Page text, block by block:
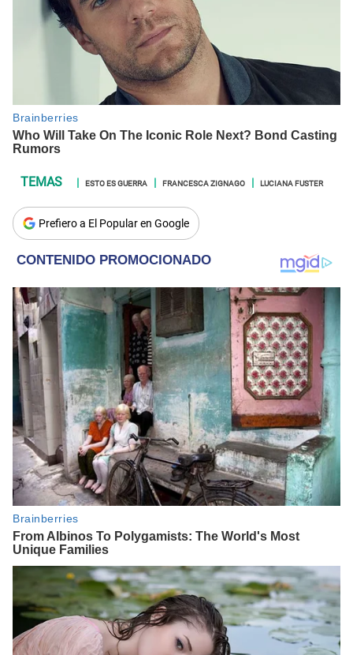
ESTO ES GUERRA FRANCESCA ZIGNAGO LUCIANA FUSTER
Prefiero a El Popular en Google